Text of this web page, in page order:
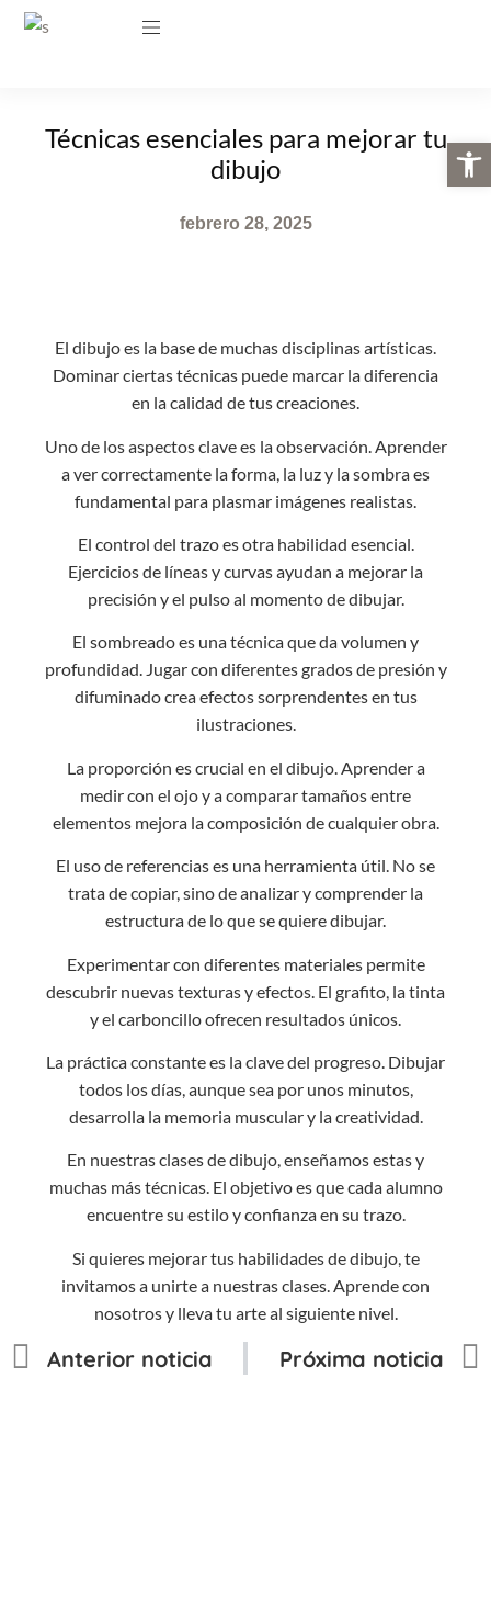
Técnicas esenciales para mejorar tu
dibujo
febrero 28, 2025
El dibujo es la base de muchas disciplinas artísticas.
Dominar ciertas técnicas puede marcar la diferencia
en la calidad de tus creaciones.
Uno de los aspectos clave es la observación. Aprender
a ver correctamente la forma, la luz y la sombra es
fundamental para plasmar imágenes realistas.
El control del trazo es otra habilidad esencial.
Ejercicios de líneas y curvas ayudan a mejorar la
precisión y el pulso al momento de dibujar.
El sombreado es una técnica que da volumen y
profundidad. Jugar con diferentes grados de presión y
difuminado crea efectos sorprendentes en tus
ilustraciones.
La proporción es crucial en el dibujo. Aprender a
medir con el ojo y a comparar tamaños entre
elementos mejora la composición de cualquier obra.
El uso de referencias es una herramienta útil. No se
trata de copiar, sino de analizar y comprender la
estructura de lo que se quiere dibujar.
Experimentar con diferentes materiales permite
descubrir nuevas texturas y efectos. El grafito, la tinta
y el carboncillo ofrecen resultados únicos.
La práctica constante es la clave del progreso. Dibujar
todos los días, aunque sea por unos minutos,
desarrolla la memoria muscular y la creatividad.
En nuestras clases de dibujo, enseñamos estas y
muchas más técnicas. El objetivo es que cada alumno
encuentre su estilo y confianza en su trazo.
Si quieres mejorar tus habilidades de dibujo, te
invitamos a unirte a nuestras clases. Aprende con
nosotros y lleva tu arte al siguiente nivel.
Anterior noticia Próxima noticia
Abrir